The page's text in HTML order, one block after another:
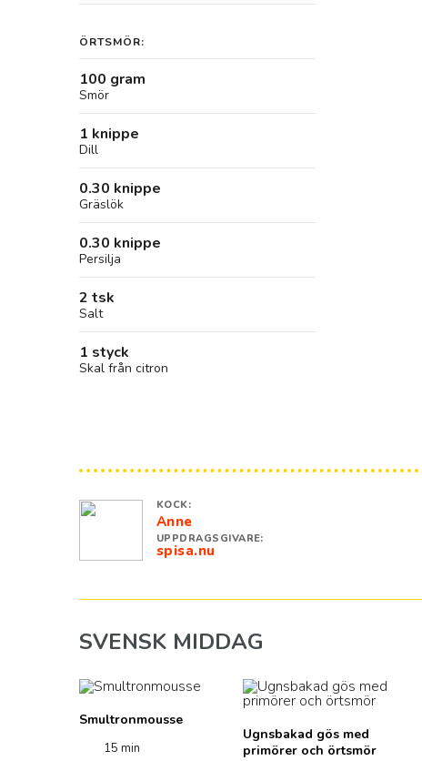
ÖRTSMÖR:
100 gram
Smör
1 knippe
Dill
0.30 knippe
Gräslök
0.30 knippe
Persilja
2 tsk
Salt
1 styck
Skal från citron
KOCK:
Anne
UPPDRAGSGIVARE:
spisa.nu
SVENSK MIDDAG
Smultronmousse
15 min
Ugnsbakad gös med
primörer och örtsmör